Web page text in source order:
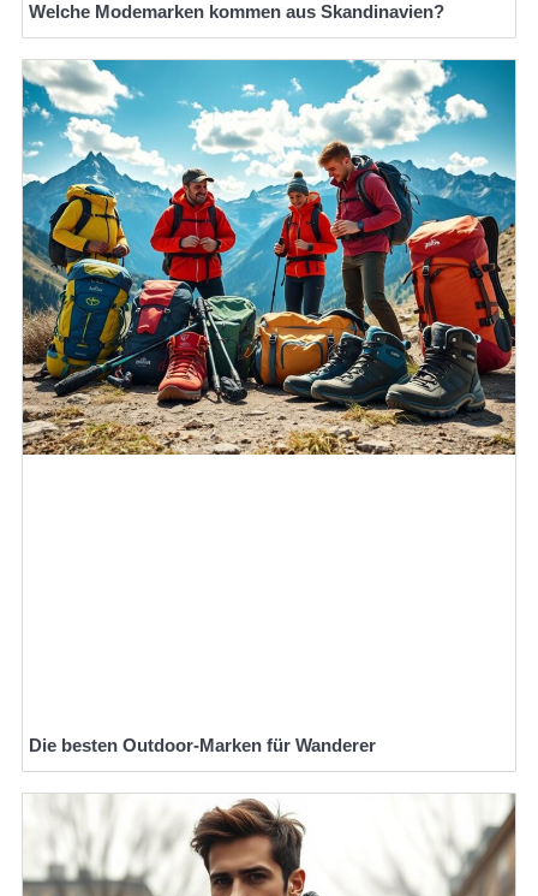
Welche Modemarken kommen aus Skandinavien?
Die besten Outdoor-Marken für Wanderer